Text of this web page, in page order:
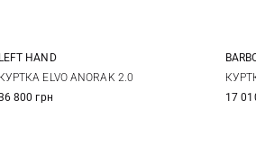
M L XL
LEFT HAND
КУРТКА ELVO ANORAK 2.0
800 грн
M
17